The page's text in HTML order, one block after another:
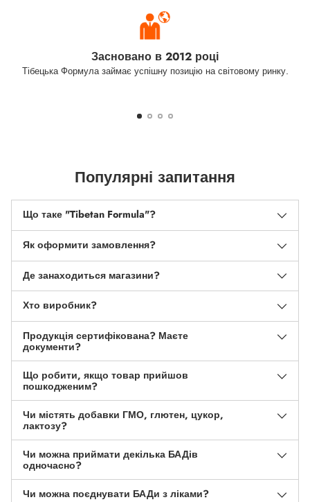
Засновано в 2012 році
Тібецька Формула займає успішну позицію на світовому ринку.
Популярні запитання
Що таке "Tibetan Formula"?
Як оформити замовлення?
Де занаходиться магазини?
Хто виробник?
Продукція сертифікована? Маєте
документи?
Що робити, якщо товар прийшов
пошкодженим?
Чи містять добавки ГМО, глютен, цукор,
лактозу?
Чи можна приймати декілька БАДів
одночасно?
Чи можна поєднувати БАДи з ліками?